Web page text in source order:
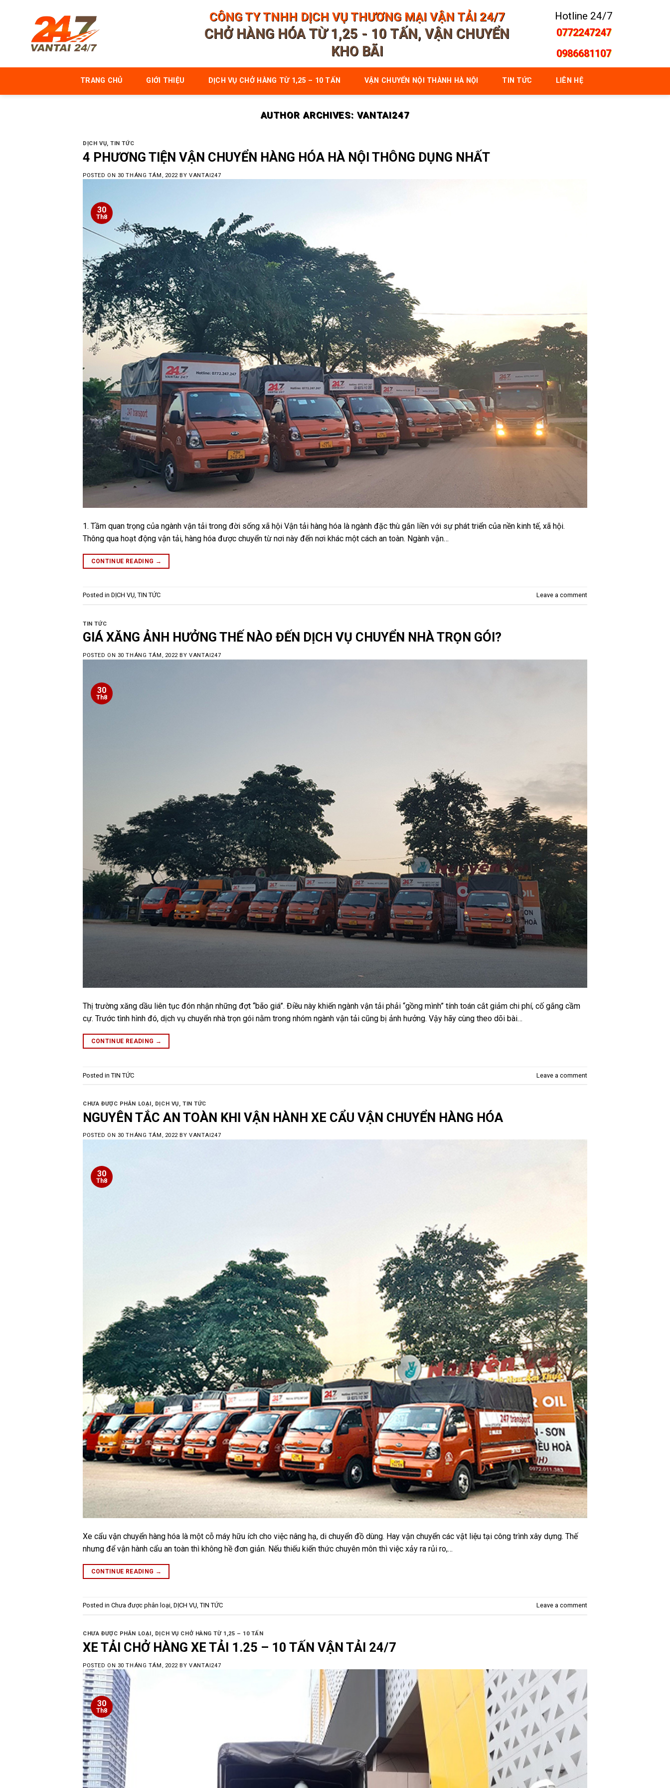
CÔNG TY TNHH DỊCH VỤ THƯƠNG MẠI VẬN TẢI 24/7
CHỞ HÀNG HÓA TỪ 1,25 - 10 TẤN, VẬN CHUYỂN
KHO BÃI
Hotline 24/7
0772247247
0986681107
TRANG CHỦ GIỚI THIỆU DỊCH VỤ CHỞ HÀNG TỪ 1,25 – 10 TẤN VẬN CHUYỂN NỘI THÀNH HÀ NỘI TIN TỨC LIÊN HỆ
AUTHOR ARCHIVES:VANTAI247
DỊCH VỤ,TIN TỨC
4 PHƯƠNG TIỆN VẬN CHUYỂN HÀNG HÓA HÀ NỘI THÔNG DỤNG NHẤT
POSTED ON 30 THÁNG TÁM, 2022BYVANTAI247
30
Th8
1. Tầm quan trọng của ngành vận tải trong đời sống xã hội Vận tải hàng hóa là ngành đặc thù gắn liền với sự phát triển của nền kinh tế, xã hội.
Thông qua hoạt động vận tải, hàng hóa được chuyển từ nơi này đến nơi khác một cách an toàn. Ngành vận…
CONTINUE READING →
Posted inDỊCH VỤ,TIN TỨC Leave a comment
TIN TỨC
GIÁ XĂNG ẢNH HƯỞNG THẾ NÀO ĐẾN DỊCH VỤ CHUYỂN NHÀ TRỌN GÓI?
POSTED ON 30 THÁNG TÁM, 2022BYVANTAI247
30
Th8
Thị trường xăng dầu liên tục đón nhận những đợt “bão giá”. Điều này khiến ngành vận tải phải “gồng mình” tính toán cắt giảm chi phí, cố gắng cầm
cự. Trước tình hình đó, dịch vụ chuyển nhà trọn gói nằm trong nhóm ngành vận tải cũng bị ảnh hưởng. Vậy hãy cùng theo dõi bài…
CONTINUE READING →
Posted inTIN TỨC Leave a comment
CHƯA ĐƯỢC PHÂN LOẠI, DỊCH VỤ, TIN TỨC
NGUYÊN TẮC AN TOÀN KHI VẬN HÀNH XE CẨU VẬN CHUYỂN HÀNG HÓA
POSTED ON 30 THÁNG TÁM, 2022BYVANTAI247
30
Th8
Xe cẩu vận chuyển hàng hóa là một cỗ máy hữu ích cho việc nâng hạ, di chuyển đồ dùng. Hay vận chuyển các vật liệu tại công trình xây dựng. Thế
nhưng để vận hành cẩu an toàn thì không hề đơn giản. Nếu thiếu kiến thức chuyên môn thì việc xảy ra rủi ro,…
CONTINUE READING →
Posted inChưa được phân loại,DỊCH VỤ,TIN TỨC Leave a comment
CHƯA ĐƯỢC PHÂN LOẠI , DỊCH VỤ CHỞ HÀNG TỪ 1,25 – 10 TẤN
XE TẢI CHỞ HÀNG XE TẢI 1.25 – 10 TẤN VẬN TẢI 24/7
POSTED ON 30 THÁNG TÁM, 2022BYVANTAI247
30
Th8